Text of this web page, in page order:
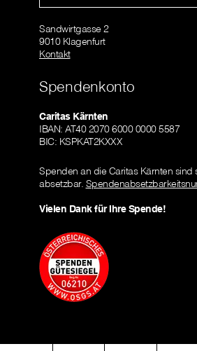
Sandwirtgasse 2
9010 Klagenfurt
Kontakt
Spendenkonto
Caritas Kärnten
IBAN: AT40 2070 6000 0000 5587
BIC: KSPKAT2KXXX
Spenden an die Caritas Kärnten sind
absetzbar.
Vielen Dank für Ihre Spende!